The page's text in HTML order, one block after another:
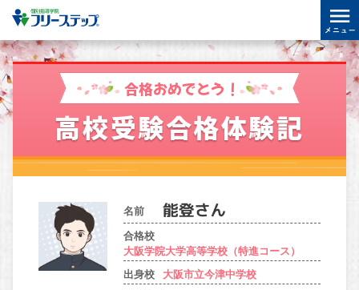
合格おめでとう！
高校受験合格体験記
名前
合格校
大阪学院大学高等学校（特進コース）
出身校
大阪市立今津中学校